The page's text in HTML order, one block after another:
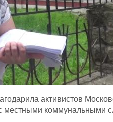
активистов
местными коммунальными